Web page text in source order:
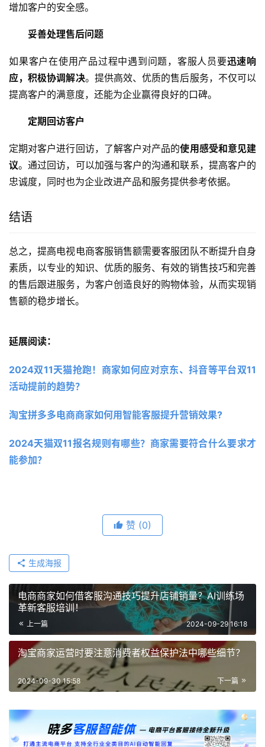
增加客户的安全感。
妥善处理售后问题
如果客户在使用产品过程中遇到问题，客服人员要迅速响
应，积极协调解决。提供高效、优质的售后服务，不仅可以
提高客户的满意度，还能为企业赢得良好的口碑。
定期回访客户
定期对客户进行回访，了解客户对产品的使用感受和意见建
议。通过回访，可以加强与客户的沟通和联系，提高客户的
忠诚度，同时也为企业改进产品和服务提供参考依据。
结语
总之，提高电视电商客服销售额需要客服团队不断提升自身
素质，以专业的知识、优质的服务、有效的销售技巧和完善
的售后跟进服务，为客户创造良好的购物体验，从而实现销
售额的稳步增长。
延展阅读：
2024双11天猫抢跑！商家如何应对京东、抖音等平台双11
活动提前的趋势？
淘宝拼多多电商商家如何用智能客服提升营销效果?
2024天猫双11报名规则有哪些？商家需要符合什么要求才
能参加？
赞 (0)
生成海报
电商商家如何借客服沟通技巧提升店铺销量？AI训练场
革新客服培训！
上一篇 2024-09-29 16:18
淘宝商家运营时要注意消费者权益保护法中哪些细节？
下一篇
2024-09-30 15:58